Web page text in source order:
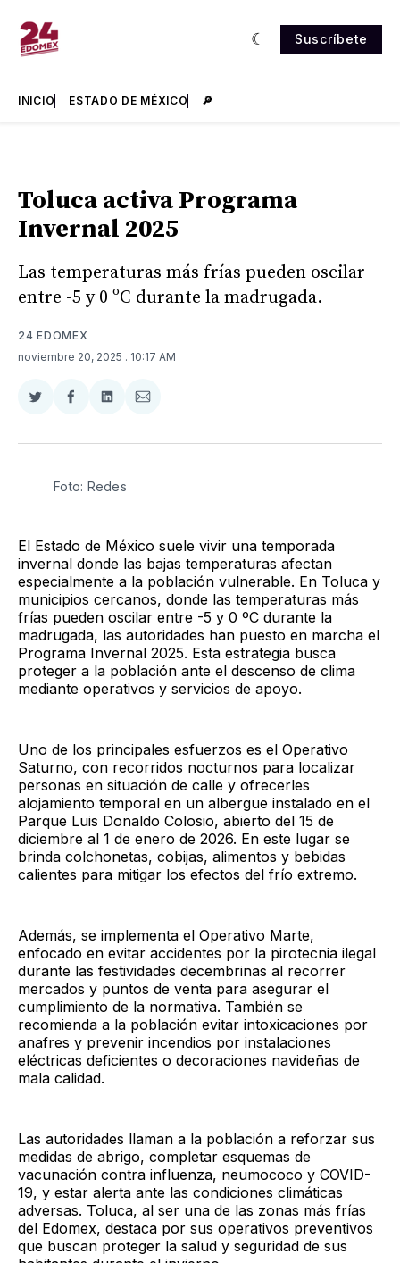
Suscríbete
INICIO ESTADO DE MÉXICO 🔎
Toluca activa Programa
Invernal 2025
Las temperaturas más frías pueden oscilar
entre -5 y 0 ºC durante la madrugada.
24 EDOMEX
noviembre 20, 2025 . 10:17 AM
Compartir
Twitter
Compartir
Facebook
Compartir
LinkedIn
Compartir
Email
Foto: Redes
El Estado de México suele vivir una temporada
invernal donde las bajas temperaturas afectan
especialmente a la población vulnerable. En Toluca y
municipios cercanos, donde las temperaturas más
frías pueden oscilar entre -5 y 0 ºC durante la
madrugada, las autoridades han puesto en marcha el
Programa Invernal 2025. Esta estrategia busca
proteger a la población ante el descenso de clima
mediante operativos y servicios de apoyo.
Uno de los principales esfuerzos es el Operativo
Saturno, con recorridos nocturnos para localizar
personas en situación de calle y ofrecerles
alojamiento temporal en un albergue instalado en el
Parque Luis Donaldo Colosio, abierto del 15 de
diciembre al 1 de enero de 2026. En este lugar se
brinda colchonetas, cobijas, alimentos y bebidas
calientes para mitigar los efectos del frío extremo.
Además, se implementa el Operativo Marte,
enfocado en evitar accidentes por la pirotecnia ilegal
durante las festividades decembrinas al recorrer
mercados y puntos de venta para asegurar el
cumplimiento de la normativa. También se
recomienda a la población evitar intoxicaciones por
anafres y prevenir incendios por instalaciones
eléctricas deficientes o decoraciones navideñas de
mala calidad.
Las autoridades llaman a la población a reforzar sus
medidas de abrigo, completar esquemas de
vacunación contra influenza, neumococo y COVID-
19, y estar alerta ante las condiciones climáticas
adversas. Toluca, al ser una de las zonas más frías
del Edomex, destaca por sus operativos preventivos
que buscan proteger la salud y seguridad de sus